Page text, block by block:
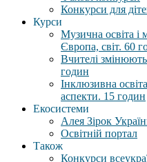
Конкурси для
Курси
Музична освіта і
Європа, світ. 60
Вчителі змінюють
годин
Інклюзивна
аспекти. 15 годин
Екосистеми
Алея Зірок
Освітній портал
Також
Конкурси